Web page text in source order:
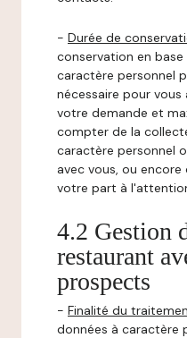
- Durée de
conservation en
caractère personnel
nécessaire pour
votre demande et
compter de la
caractère personnel
avec vous, ou
votre part à
4.2 Gestion
restaurant
prospects
- Finalité du
données à caractère